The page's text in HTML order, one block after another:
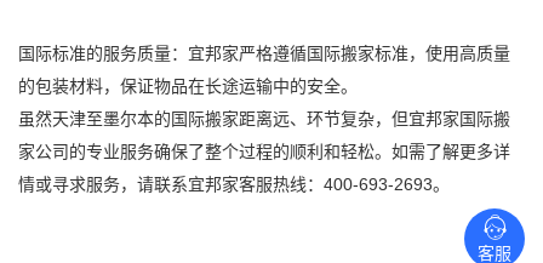
国际标准的服务质量：宜邦家严格遵循 国际搬家标准，使用高质量
的包装材料，保证物品在长途运输中的安全。
虽然天津至墨尔本的 国际搬家距离远、环节复杂，但宜邦家 国际搬
家公司的专业服务确保了整个过程的顺利和轻松。如需了解更多详
情或寻求服务，请联系宜邦家客服热线： 400-693-2693。
客服